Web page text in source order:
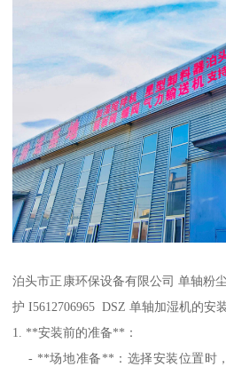
泊头市正康环保设备有限公司 单轴粉
护 I5612706965 DSZ 单轴加湿机的安
1. **安装前的准备**：
- **场地准备**：选择安装位置时